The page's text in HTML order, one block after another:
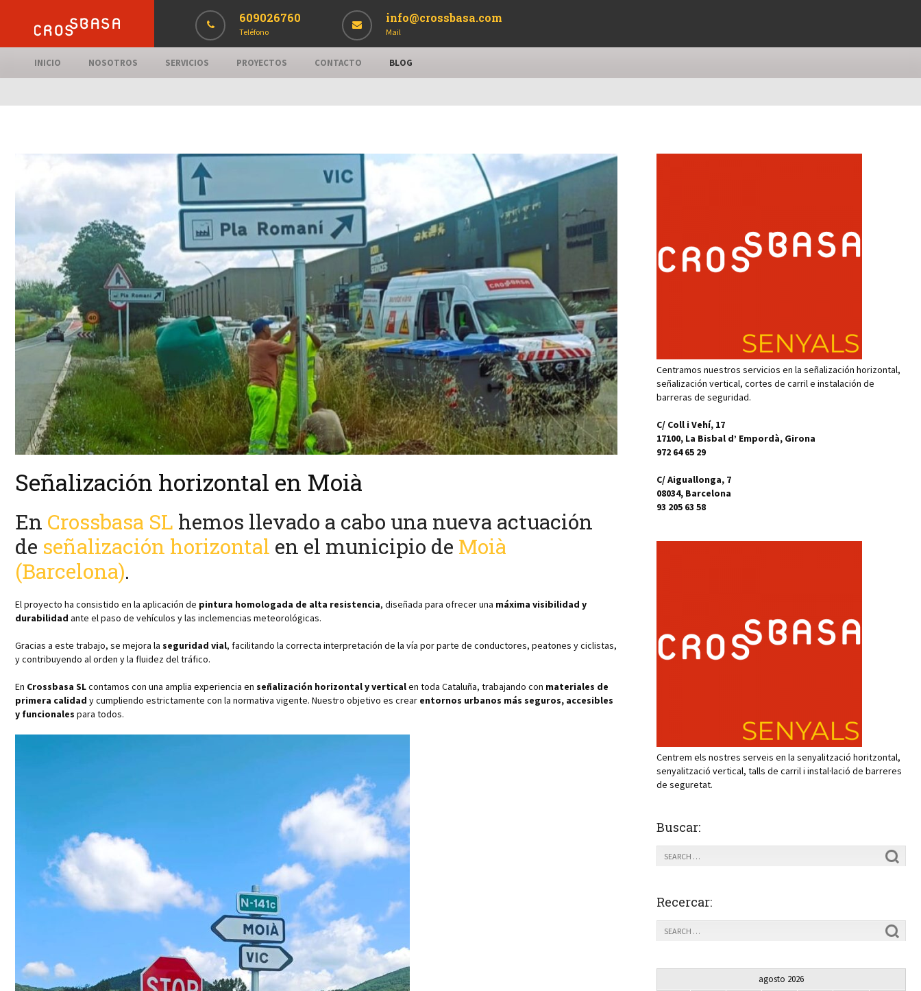
609026760
Teléfono
info@crossbasa.com
Mail
INICIO NOSOTROS SERVICIOS PROYECTOS CONTACTO BLOG
Señalización horizontal en Moià
En Crossbasa SL hemos llevado a cabo una nueva actuación
de señalización horizontal en el municipio de Moià
(Barcelona).
El proyecto ha consistido en la aplicación de pintura homologada de alta resistencia, diseñada para ofrecer una máxima visibilidad y
durabilidad ante el paso de vehículos y las inclemencias meteorológicas.
Gracias a este trabajo, se mejora la seguridad vial, facilitando la correcta interpretación de la vía por parte de conductores, peatones y ciclistas,
y contribuyendo al orden y la fluidez del tráfico.
En Crossbasa SLcontamos con una amplia experiencia en señalización horizontal y verticalen toda Cataluña, trabajando con materiales de
primera calidad y cumpliendo estrictamente con la normativa vigente. Nuestro objetivo es crear entornos urbanos más seguros, accesibles
y funcionales para todos.
Centramos nuestros servicios en la señalización horizontal,
señalización vertical, cortes de carril e instalación de
barreras de seguridad.
C/ Coll i Vehí, 17
17100, La Bisbal d’ Empordà, Girona
972 64 65 29
C/ Aiguallonga, 7
08034, Barcelona
93 205 63 58
Centrem els nostres serveis en la senyalització horitzontal,
senyalització vertical, talls de carril i instal·lació de barreres
de seguretat.
Buscar:
Recercar:
agosto 2026